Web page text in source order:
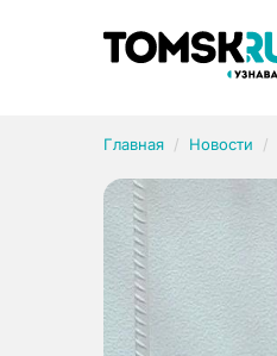
Главная Новости
Рубрики